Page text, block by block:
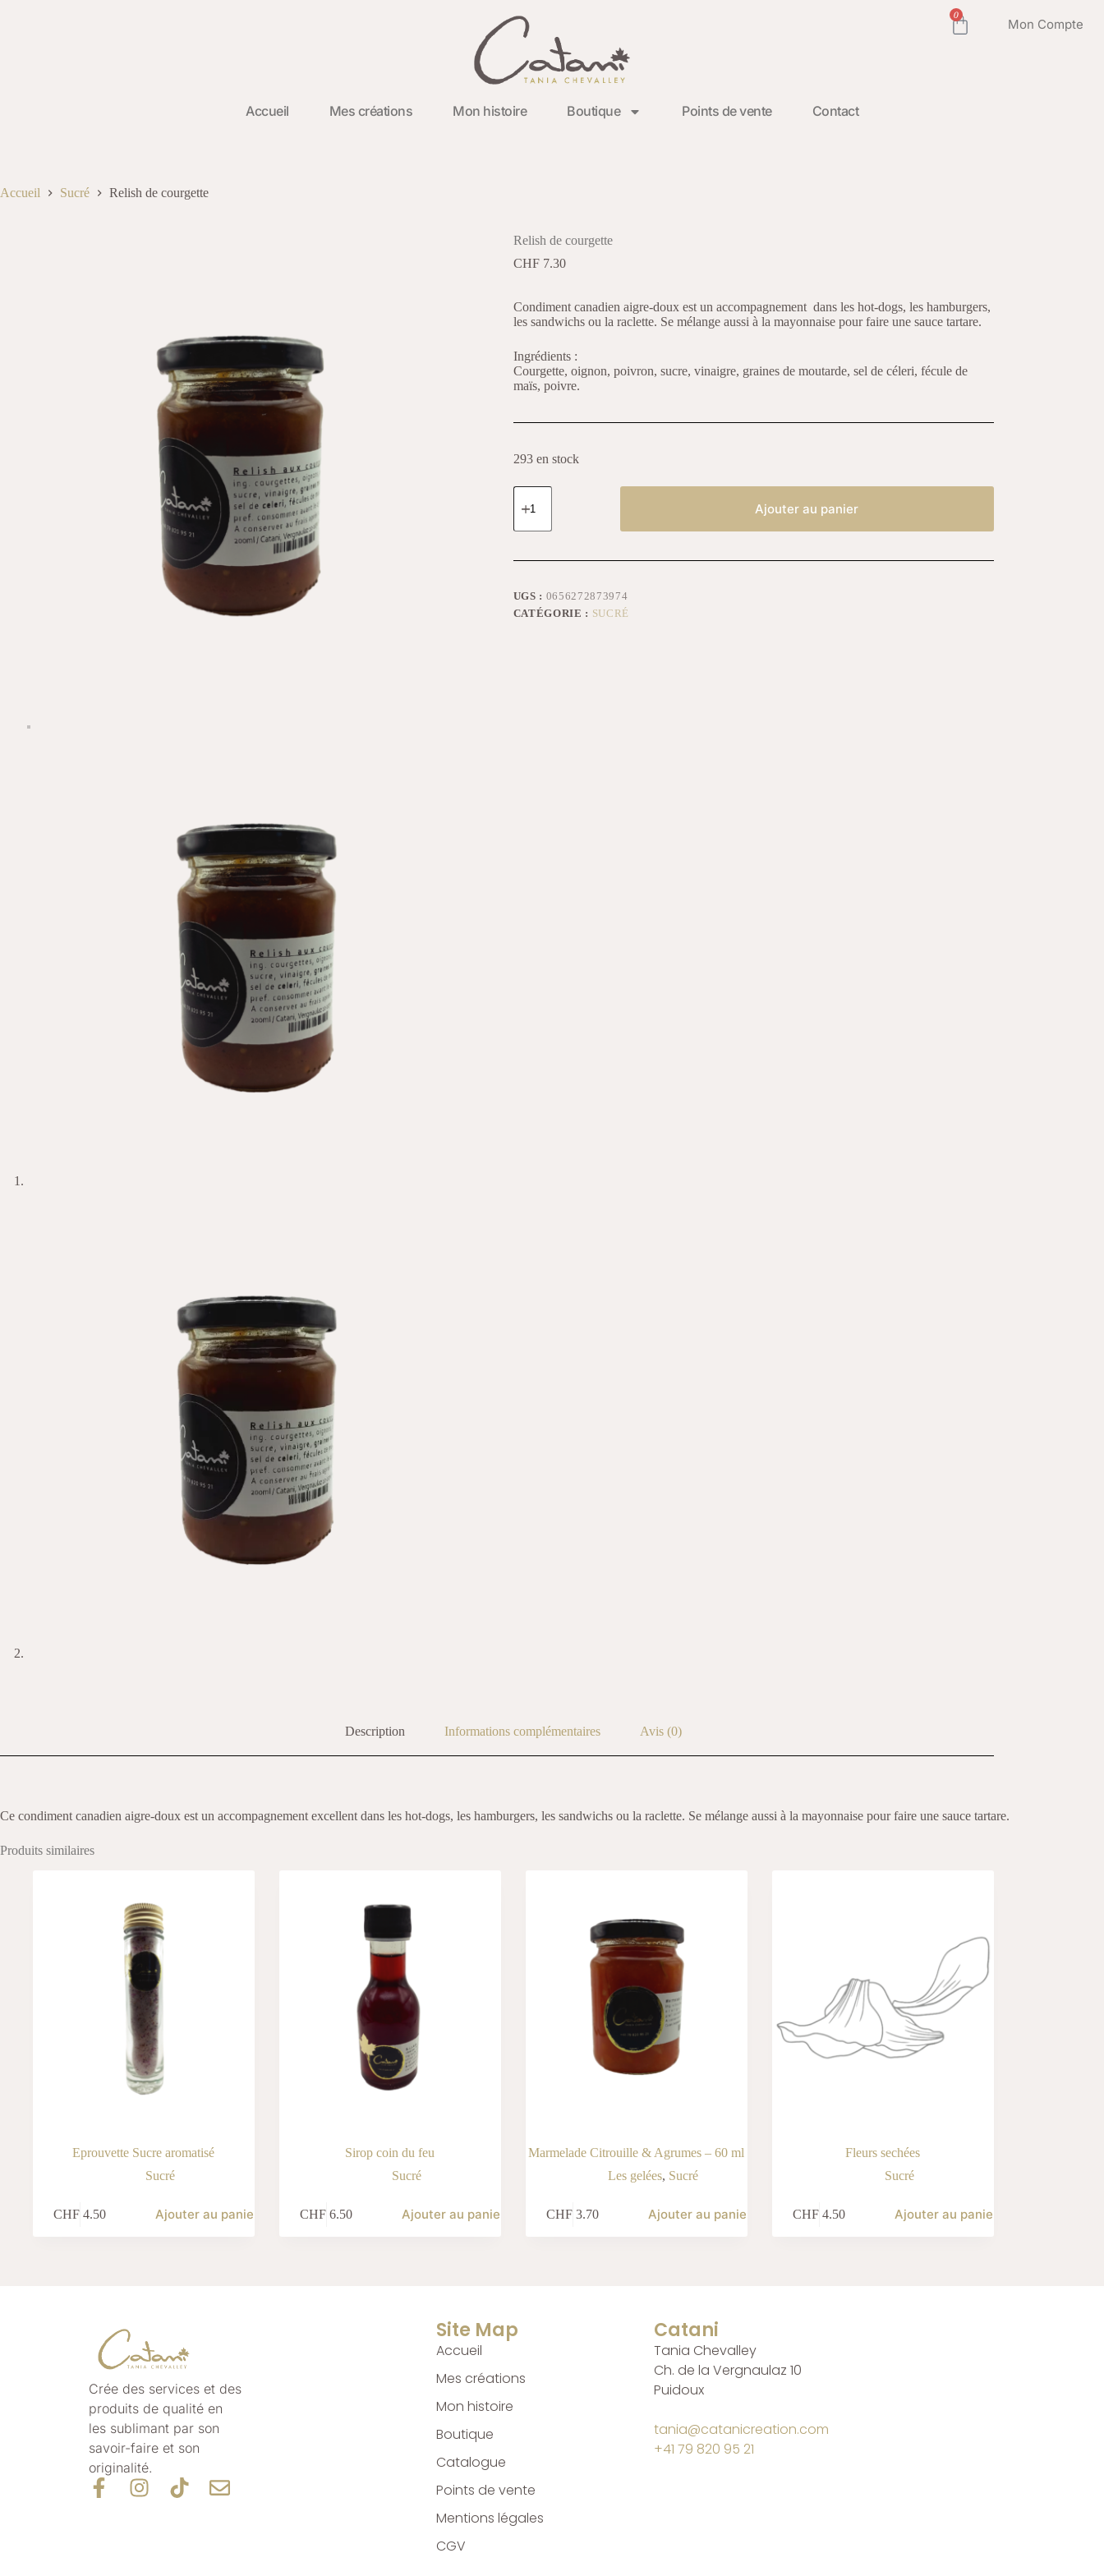
Accueil Mes créations Mon histoire Boutique Points de vente Contact
Mon Compte
0
Accueil Sucré Relish de courgette
Relish de courgette
CHF7.30
Condiment canadien aigre-doux est un accompagnement dans les hot-dogs, les hamburgers,
les sandwichs ou la raclette. Se mélange aussi à la mayonnaise pour faire une sauce tartare.
Ingrédients :
Courgette, oignon, poivron, sucre, vinaigre, graines de moutarde, sel de céleri, fécule de
maïs, poivre.
293 en stock
Ajouter au panier
UGS : 0656272873974
CATÉGORIE : SUCRÉ
Description Informations complémentaires Avis (0)
Ce condiment canadien aigre-doux est un accompagnement excellent dans les hot-dogs, les hamburgers, les sandwichs ou la raclette. Se mélange aussi à la mayonnaise pour faire une sauce tartare.
Produits similaires
Eprouvette Sucre aromatisé
Sucré
CHF 4.50 Ajouter au panier
Sirop coin du feu
Sucré
CHF 6.50 Ajouter au panier
Marmelade Citrouille & Agrumes – 60 ml
Les gelées, Sucré
CHF 3.70 Ajouter au panier
Fleurs sechées
Sucré
CHF 4.50 Ajouter au panier
Crée des services et des
produits de qualité en
les sublimant par son
savoir-faire et son
originalité.
Site Map
Accueil
Mes créations
Mon histoire
Boutique
Catalogue
Points de vente
Mentions légales
CGV
Catani
Tania Chevalley
Ch. de la Vergnaulaz 10
Puidoux
tania@catanicreation.com
+41 79 820 95 21